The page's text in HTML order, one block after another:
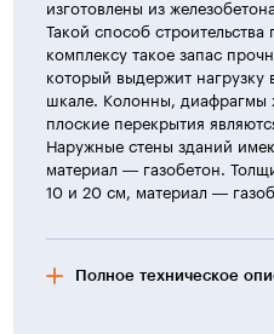
изготовлены из
Такой способ строительства
комплексу такое запас
который выдержит нагрузку
шкале. Колонны, диафрагмы
плоские перекрытия
Наружные стены зданий
материал — газобетон.
10 и 20 см, материал —
Полное техническое